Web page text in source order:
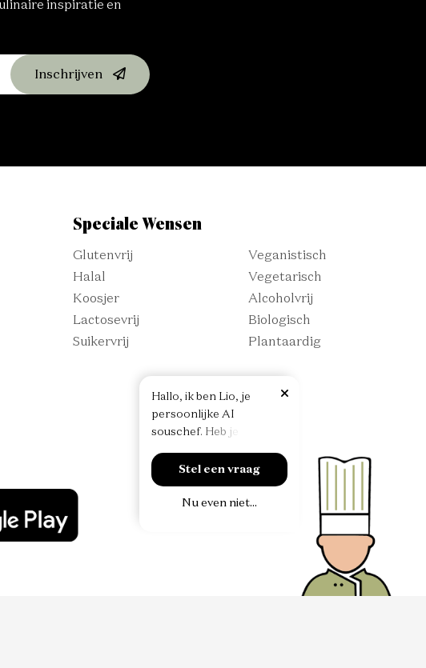
inspiratie en
Inschrijven
Speciale Wensen
Glutenvrij
Halal
Koosjer
Lactosevrij
Suikervrij
Veganistisch
Vegetarisch
Alcoholvrij
Biologisch
Plantaardig
Hallo, ik ben Lio, je
perso onlijke AI
souschef. He b je
vraag
Stel een vraag
Nu even niet...